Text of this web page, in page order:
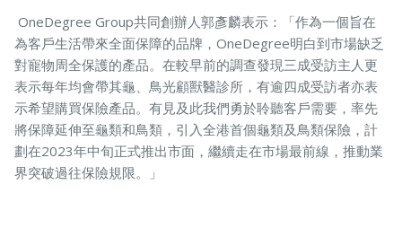
OneDegree Group共同創辦人郭彥麟表示：「作為一個旨在
為客戶生活帶來全面保障的品牌，OneDegree明白到市場缺乏
對寵物周全保護的產品。在較早前的調查發現三成受訪主人更
表示每年均會帶其龜、鳥光顧獸醫診所，有逾四成受訪者亦表
示希望購買保險產品。有見及此我們勇於聆聽客戶需要，率先
將保障延伸至龜類和鳥類，引入全港首個龜類及鳥類保險，計
劃在2023年中旬正式推出市面，繼續走在市場最前線，推動業
界突破過往保險規限。」